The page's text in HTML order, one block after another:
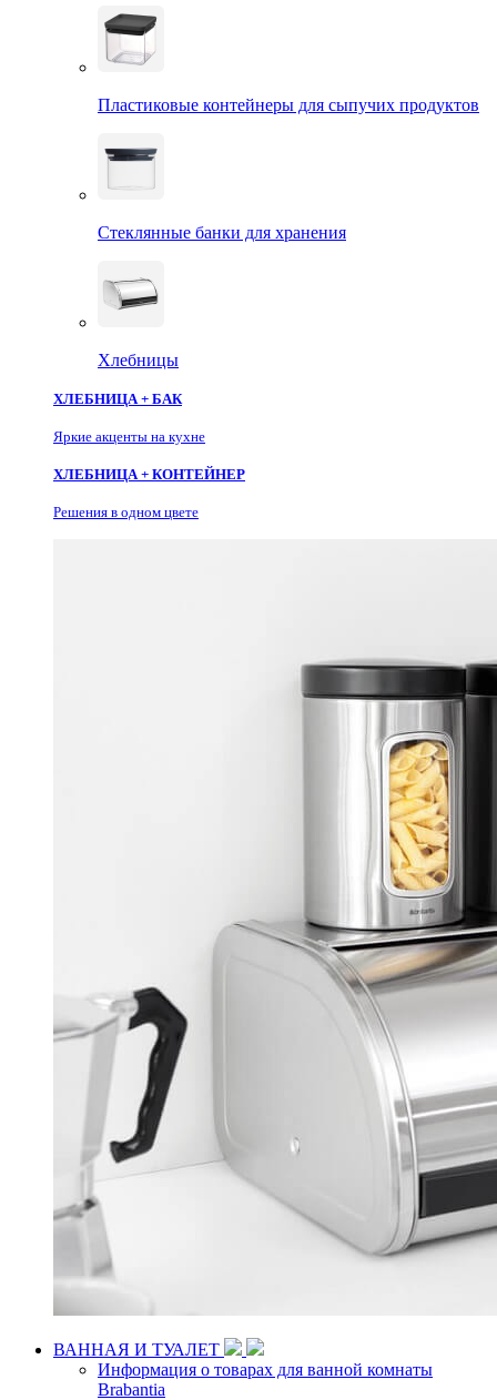
Пластиковые контейнеры для сыпучих продуктов
Стеклянные банки для хранения
Хлебницы
ХЛЕБНИЦА + БАК
Яркие акценты на кухне
ХЛЕБНИЦА + КОНТЕЙНЕР
Решения в одном цвете
ВАННАЯ И ТУАЛЕТ
Информация о товарах для ванной комнаты
Brabantia